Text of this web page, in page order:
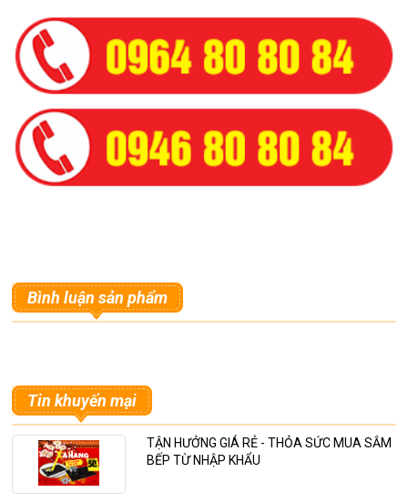
Bình luận sản phẩm
Tin khuyến mại
TẬN HƯỞNG GIÁ RẺ - THỎA SỨC MUA SẮM
BẾP TỪ NHẬP KHẨU